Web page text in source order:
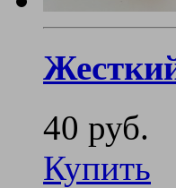
40 руб.
Купить